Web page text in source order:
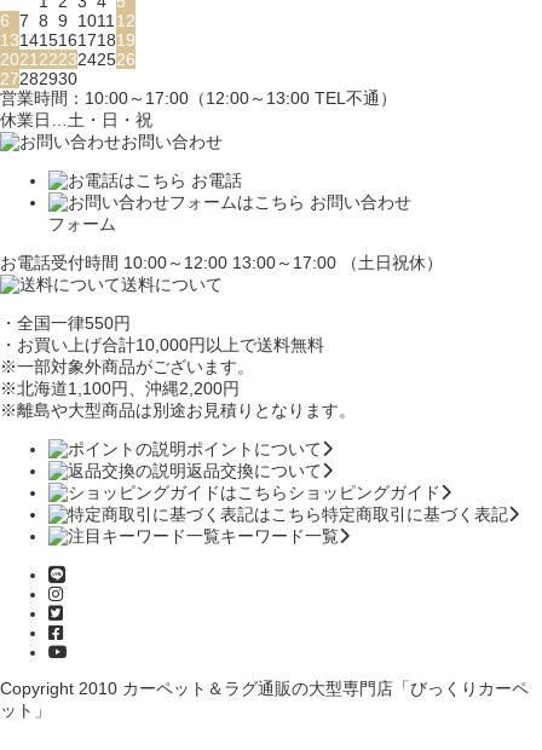
6 7 8 9 101112
13141516171819
20212223242526
27282930
営業時間：10:00～17:00（12:00～13:00 TEL不通）
休業日…土・日・祝
お問い合わせ
お電話
お問い合わせ
フォーム
お電話受付時間 10:00～12:00 13:00～17:00 （土日祝休）
送料について
・全国一律550円
・お買い上げ合計10,000円 以上で送料無料
※一部対象外商品がございます。
※北海道1,100円、沖縄2,200円
※離島や大型商品は別途お見積りとなります。
ポイントについて
返品交換について
ショッピングガイド
特定商取引に基づく表記
キーワード一覧
Copyright 2010 カーペット＆ラグ通販の大型専門店「びっくりカーペ
ット」